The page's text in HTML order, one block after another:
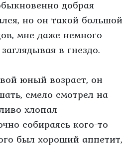
добрая
но он такой большой
мне даже немного
в гнездо.
юный возраст, он
смело смотрел на
хлопал
собираясь кого-то
был хороший аппетит,